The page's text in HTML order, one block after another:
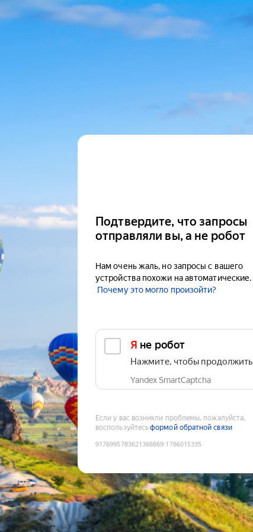
Подтвердите, что запросы
отправляли вы, а не робот
Нам очень жаль, но запросы с вашего
устройства похожи на автоматические.
Почему это могло произойти?
Я не робот
Нажмите, чтобы продолжить
Yandex SmartCaptcha
Если у вас возникли проблемы, пожалуйста,
воспользуйтесьформой обратной связи
9176995783621368869:1786015335